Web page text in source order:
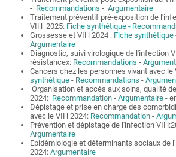
- Recommandations - Argumentaire
Traitement préventif pré-exposition de
VIH 2025: Fiche synthétique -
Grossesse et VIH 2024 : Fiche synthétique
Argumentaire
Diagnostic, suivi virologique de l'infection
résistancex: Recommandations -
Cancers chez les personnes vivant avec le
synthétique - Recommandations -
Organisation et accès aux soins, qualité
2024: Recommandation - Argumentaire -
Dépistage et prise en charge des
avec le VIH 2024: Recommandation -
Prévention et dépistage de l'infection
Argumentaire
Epidémiologie et déterminants sociaux de
2024: Argumentaire